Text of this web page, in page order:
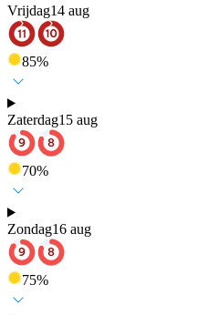
Vrijdag14 aug
85%
Zaterdag15 aug
70%
Zondag16 aug
75%